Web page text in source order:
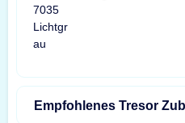
Empfohlenes Tresor